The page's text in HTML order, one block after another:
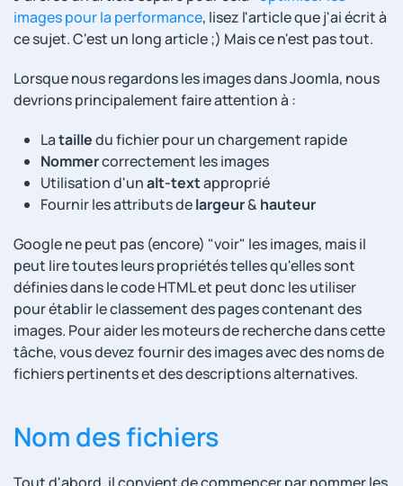
images pour la performance, lisez l'article que j'ai écrit à
ce sujet. C'est un long article ;) Mais ce n'est pas tout.
Lorsque nous regardons les images dans Joomla, nous
devrions principalement faire attention à :
Latailledu fichier pour un chargement rapide
Nommercorrectement les images
Utilisation d'unalt-textapproprié
Fournir les attributs delargeur& hauteur
Google ne peut pas (encore) "voir" les images, mais il
peut lire toutes leurs propriétés telles qu'elles sont
définies dans le code HTML et peut donc les utiliser
pour établir le classement des pages contenant des
images. Pour aider les moteurs de recherche dans cette
tâche, vous devez fournir des images avec des noms de
fichiers pertinents et des descriptions alternatives.
Nom des fichiers